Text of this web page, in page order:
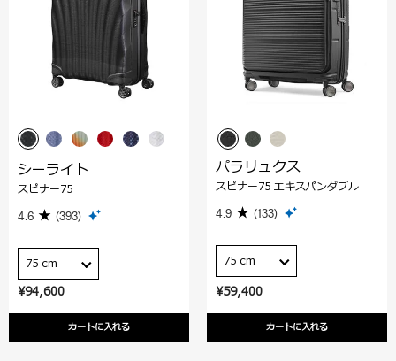
¥94,600
カートに入れる
シーライト
スピナー75
4.6 (393)
75 cm
¥59,400
カートに入れる
パラリュクス
スピナー75 エキスパンダブル
4.9 (133)
75 cm